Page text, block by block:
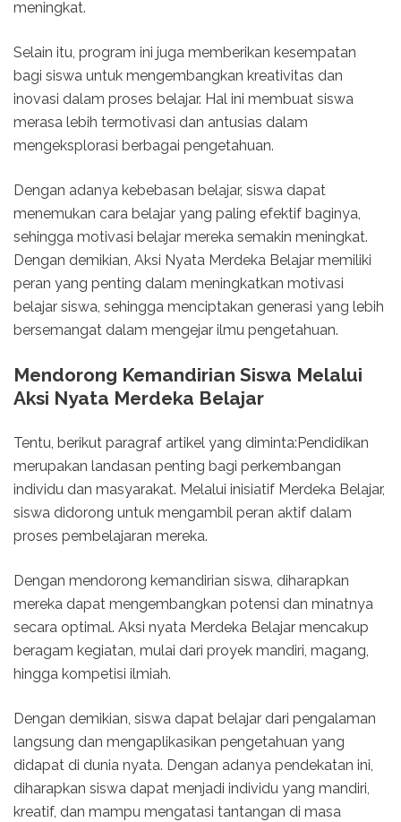
meningkat.
Selain itu, program ini juga memberikan kesempatan
bagi siswa untuk mengembangkan kreativitas dan
inovasi dalam proses belajar. Hal ini membuat siswa
merasa lebih termotivasi dan antusias dalam
mengeksplorasi berbagai pengetahuan.
Dengan adanya kebebasan belajar, siswa dapat
menemukan cara belajar yang paling efektif baginya,
sehingga motivasi belajar mereka semakin meningkat.
Dengan demikian, Aksi Nyata Merdeka Belajar memiliki
peran yang penting dalam meningkatkan motivasi
belajar siswa, sehingga menciptakan generasi yang lebih
bersemangat dalam mengejar ilmu pengetahuan.
Mendorong Kemandirian Siswa Melalui
Aksi Nyata Merdeka Belajar
Tentu, berikut paragraf artikel yang diminta:Pendidikan
merupakan landasan penting bagi perkembangan
individu dan masyarakat. Melalui inisiatif Merdeka Belajar,
siswa didorong untuk mengambil peran aktif dalam
proses pembelajaran mereka.
Dengan mendorong kemandirian siswa, diharapkan
mereka dapat mengembangkan potensi dan minatnya
secara optimal. Aksi nyata Merdeka Belajar mencakup
beragam kegiatan, mulai dari proyek mandiri, magang,
hingga kompetisi ilmiah.
Dengan demikian, siswa dapat belajar dari pengalaman
langsung dan mengaplikasikan pengetahuan yang
didapat di dunia nyata. Dengan adanya pendekatan ini,
diharapkan siswa dapat menjadi individu yang mandiri,
kreatif, dan mampu mengatasi tantangan di masa